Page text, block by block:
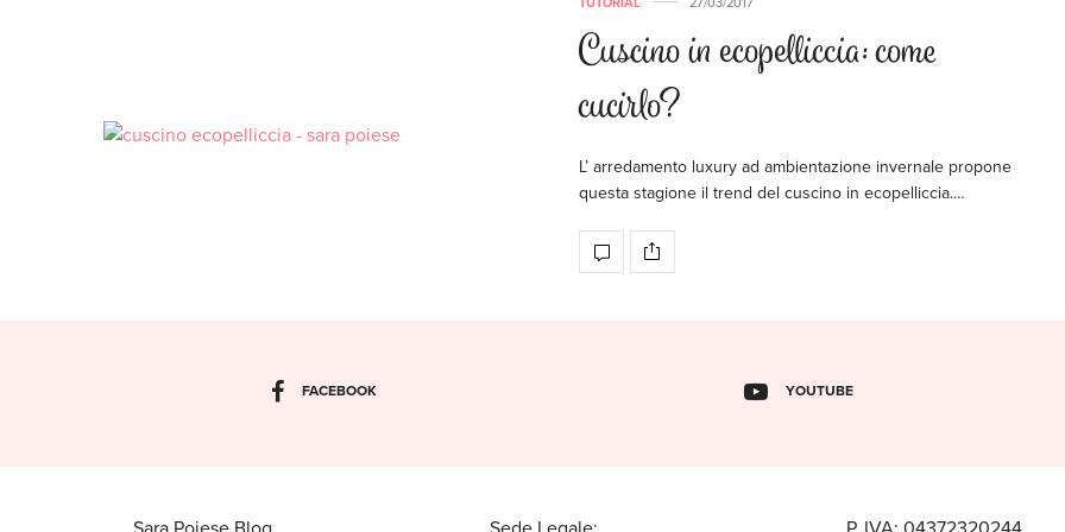
Cuscino in ecopelliccia: come
cucirlo?
L’ arredamento luxury ad ambientazione invernale propone
questa stagione il trend del cuscino in ecopelliccia.…
FACEBOOK YOUTUBE